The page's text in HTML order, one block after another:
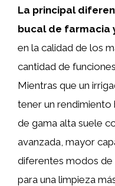
La principal
bucal de farmacia
en la calidad de los
cantidad de
Mientras que un
tener un
de gama alta suele
avanzada, mayor
diferentes modos de
para una limpieza